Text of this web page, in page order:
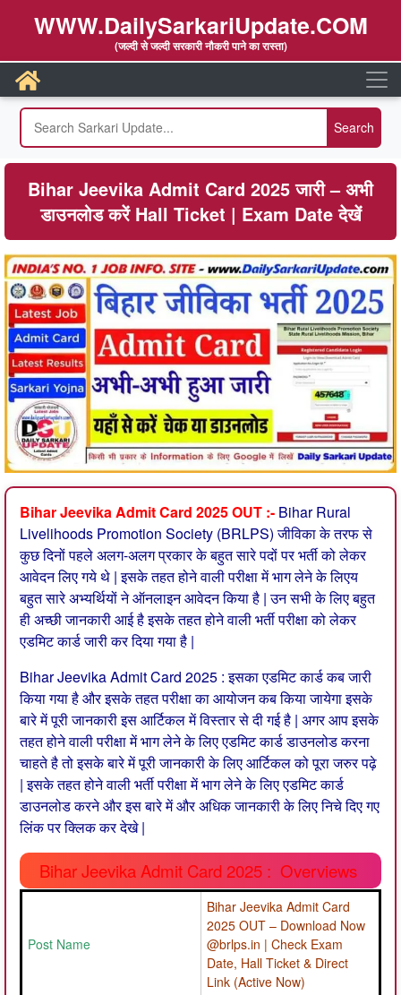
WWW.DailySarkariUpdate.COM
(जल्दी से जल्दी सरकारी नौकरी पाने का रास्ता)
Bihar Jeevika Admit Card 2025 जारी – अभी
डाउनलोड करें Hall Ticket | Exam Date देखें
Bihar Jeevika Admit Card 2025 OUT :- Bihar Rural
Livelihoods Promotion Society (BRLPS) जीविका के तरफ से
कुछ दिनों पहले अलग-अलग प्रकार के बहुत सारे पदों पर भर्ती को लेकर
आवेदन लिए गये थे | इसके तहत होने वाली परीक्षा में भाग लेने के लिएय
बहुत सारे अभ्यर्थियों ने ऑनलाइन आवेदन किया है | उन सभी के लिए बहुत
ही अच्छी जानकारी आई है इसके तहत होने वाली भर्ती परीक्षा को लेकर
एडमिट कार्ड जारी कर दिया गया है |
Bihar Jeevika Admit Card 2025 : इसका एडमिट कार्ड कब जारी
किया गया है और इसके तहत परीक्षा का आयोजन कब किया जायेगा इसके
बारे में पूरी जानकारी इस आर्टिकल में विस्तार से दी गई है | अगर आप इसके
तहत होने वाली परीक्षा में भाग लेने के लिए एडमिट कार्ड डाउनलोड करना
चाहते है तो इसके बारे में पूरी जानकारी के लिए आर्टिकल को पूरा जरुर पढ़े
| इसके तहत होने वाली भर्ती परीक्षा में भाग लेने के लिए एडमिट कार्ड
डाउनलोड करने और इस बारे में और अधिक जानकारी के लिए निचे दिए गए
लिंक पर क्लिक कर देखे |
Bihar Jeevika Admit Card 2025 : Overviews
Post Name
Bihar Jeevika Admit Card
2025 OUT – Download Now
@brlps.in | Check Exam
Date, Hall Ticket & Direct
Link (Active Now)